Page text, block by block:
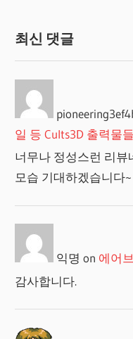
최신 댓글
일 등 Cults3D 출력물들
너무나 정성스런 리뷰
모습 기대하겠습니다
익명 on 에어
감사합니다.